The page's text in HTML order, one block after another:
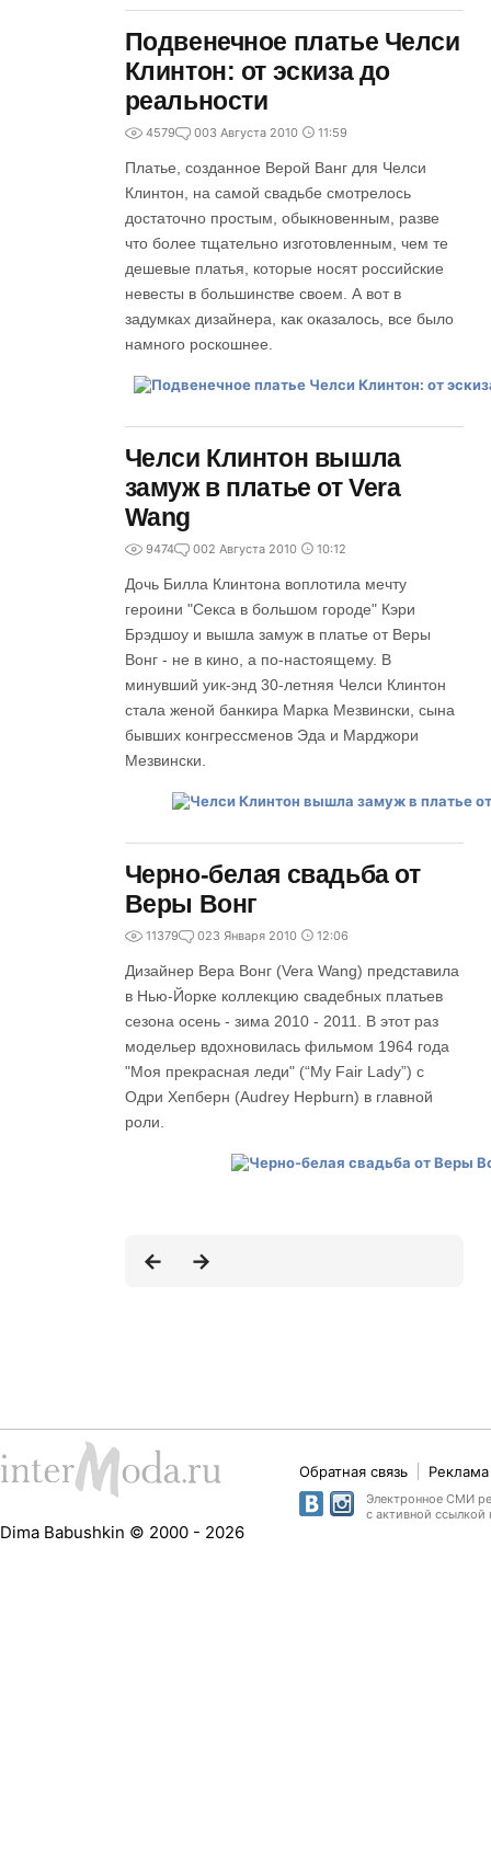
Подвенечное платье Челси
Клинтон: от эскиза до
реальности
4579 003 Августа 2010 11:59
Платье, созданное Верой Ванг для Челси
Клинтон, на самой свадьбе смотрелось
достаточно простым, обыкновенным, разве
что более тщательно изготовленным, чем те
дешевые платья, которые носят российские
невесты в большинстве своем. А вот в
задумках дизайнера, как оказалось, все было
намного роскошнее.
Челси Клинтон вышла
замуж в платье от Vera
Wang
9474 002 Августа 2010 10:12
Дочь Билла Клинтона воплотила мечту
героини "Секса в большом городе" Кэри
Брэдшоу и вышла замуж в платье от Веры
Вонг - не в кино, а по-настоящему. В
минувший уик-энд 30-летняя Челси Клинтон
стала женой банкира Марка Мезвински, сына
бывших конгрессменов Эда и Марджори
Мезвински.
Черно-белая свадьба от
Веры Вонг
11379 023 Января 2010 12:06
Дизайнер Вера Вонг (Vera Wang) представила
в Нью-Йорке коллекцию свадебных платьев
сезона осень - зима 2010 - 2011. В этот раз
модельер вдохновилась фильмом 1964 года
"Моя прекрасная леди" (“My Fair Lady”) с
Одри Хепберн (Audrey Hepburn) в главной
роли.
Dima Babushkin © 2000 - 2026
Обратная связь
Электронное СМИ
с активной ссылкой